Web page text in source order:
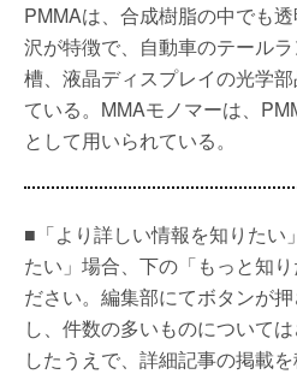
PMMAは、合成樹脂の中でも
沢が特徴で、自動車のテール
槽、液晶ディスプレイの光学
ている。MMAモノマーは、
として用いられている。
■「より詳しい情報を知りたい
たい」場合、下の「もっと知
ださい。編集部にてボタンが
し、件数の多いものについて
したうえで、詳細記事の掲載を